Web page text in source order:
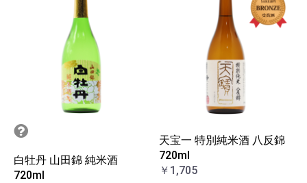
白牡丹 山田錦 純米酒
720ml
天宝一 特別純米酒 八反錦
720ml
￥1,705